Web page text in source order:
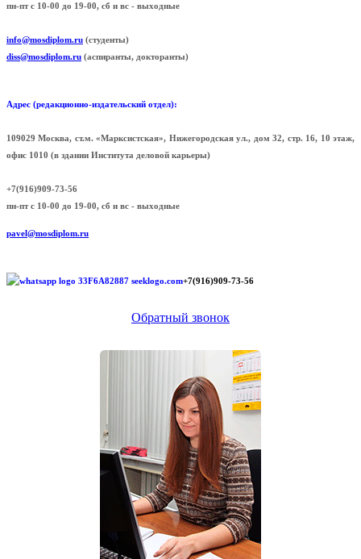
пн-пт с 10-00 до 19-00, сб и вс - выходные
info@mosdiplom.ru (студенты)
diss@mosdiplom.ru (аспиранты, докторанты)
Адрес (редакционно-издательский отдел):
109029 Москва, ст.м. «Марксистская», Нижегородская ул., дом 32, стр. 16, 10 этаж,
офис 1010 (в здании Института деловой карьеры)
+7(916)909-73-56
пн-пт с 10-00 до 19-00, сб и вс - выходные
pavel@mosdiplom.ru
+7(916)909-73-56
Обратный звонок